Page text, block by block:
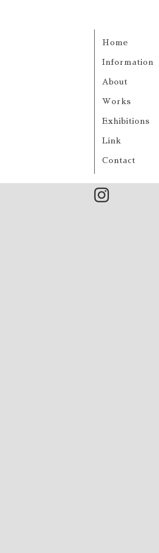
Home
Information
About
Works
Exhibitions
Link
Contact